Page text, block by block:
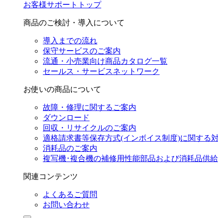
お客様サポートトップ
商品のご検討・導入について
導入までの流れ
保守サービスのご案内
流通・小売業向け商品カタログ一覧
セールス・サービスネットワーク
お使いの商品について
故障・修理に関するご案内
ダウンロード
回収・リサイクルのご案内
適格請求書等保存方式(インボイス制度)に関する
消耗品のご案内
複写機･複合機の補修用性能部品および消耗品供
関連コンテンツ
よくあるご質問
お問い合わせ